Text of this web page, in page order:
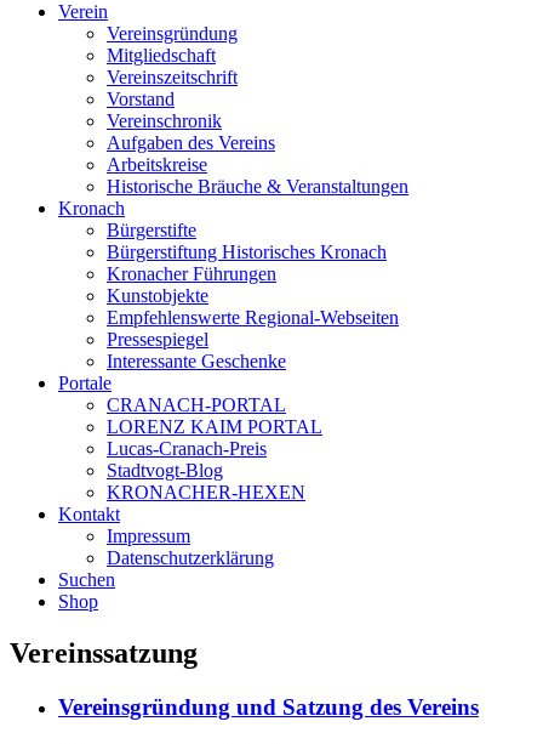
Verein
Vereinsgründung
Mitgliedschaft
Vereinszeitschrift
Vorstand
Vereinschronik
Aufgaben des Vereins
Arbeitskreise
Historische Bräuche & Veranstaltungen
Kronach
Bürgerstifte
Bürgerstiftung Historisches Kronach
Kronacher Führungen
Kunstobjekte
Empfehlenswerte Regional-Webseiten
Pressespiegel
Interessante Geschenke
Portale
CRANACH-PORTAL
LORENZ KAIM PORTAL
Lucas-Cranach-Preis
Stadtvogt-Blog
KRONACHER-HEXEN
Kontakt
Impressum
Datenschutzerklärung
Suchen
Shop
Vereinssatzung
Vereinsgründung und Satzung des Vereins